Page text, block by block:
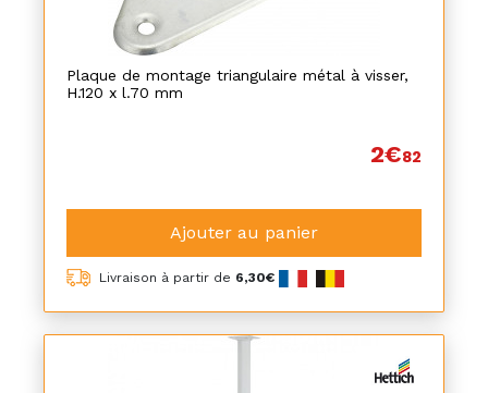
Plaque de montage triangulaire métal à visser,
H.120 x l.70 mm
2€82
Ajouter au panier
Livraison à partir de 6,30€